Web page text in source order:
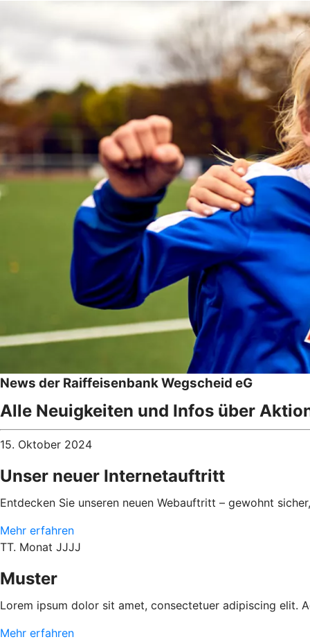
News der Raiffeisenbank Wegscheid eG
Alle Neuigkeiten und Infos über
15. Oktober 2024
Unser neuer Internetauftritt
Entdecken Sie unseren neuen Webauftritt – gewohnt
Mehr erfahren
TT. Monat JJJJ
Muster
Lorem ipsum dolor sit amet, consectetuer adipiscing elit.
Mehr erfahren